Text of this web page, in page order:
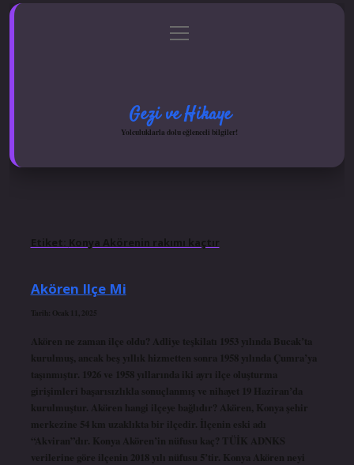
Gizlilik Politikası
menüyü
aç
Gezi ve Hikaye
Yolculuklarla dolu eğlenceli bilgiler!
Etiket: Konya Akörenin rakımı kaçtır
Akören Ilçe Mi
Tarih: Ocak 11, 2025
Akören ne zaman ilçe oldu? Adliye teşkilatı 1953 yılında Bucak’ta
kurulmuş, ancak beş yıllık hizmetten sonra 1958 yılında Çumra’ya
taşınmıştır. 1926 ve 1958 yıllarında iki ayrı ilçe oluşturma
girişimleri başarısızlıkla sonuçlanmış ve nihayet 19 Haziran’da
kurulmuştur. Akören hangi ilçeye bağlıdır? Akören, Konya şehir
merkezine 54 km uzaklıkta bir ilçedir. İlçenin eski adı
“Akviran”dır. Konya Akören’in nüfusu kaç? TÜİK ADNKS
verilerine göre ilçenin 2018 yılı nüfusu 5’tir. Konya Akören neyi